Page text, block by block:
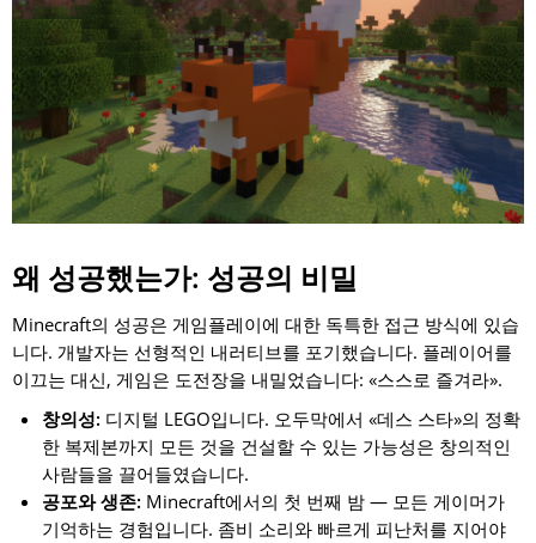
왜 성공했는가: 성공의 비밀
Minecraft의 성공은 게임플레이에 대한 독특한 접근 방식에 있습
니다. 개발자는 선형적인 내러티브를 포기했습니다. 플레이어를
이끄는 대신, 게임은 도전장을 내밀었습니다: «스스로 즐겨라».
창의성: 디지털 LEGO입니다. 오두막에서 «데스 스타»의 정확
한 복제본까지 모든 것을 건설할 수 있는 가능성은 창의적인
사람들을 끌어들였습니다.
공포와 생존: Minecraft에서의 첫 번째 밤 — 모든 게이머가
기억하는 경험입니다. 좀비 소리와 빠르게 피난처를 지어야